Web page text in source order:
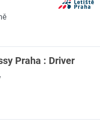
Praha : Driver